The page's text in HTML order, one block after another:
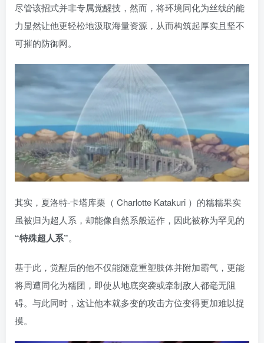
尽管该招式并非专属觉醒技，然而，将环境同化为丝线的能
力显然让他更轻松地汲取海量资源，从而构筑起厚实且坚不
可摧的防御网。
其实，夏洛特·卡塔库栗（ Charlotte Katakuri ）的糯糯果实
虽被归为超人系，却能像自然系般运作，因此被称为罕见的
“特殊超人系”。
基于此，觉醒后的他不仅能随意重塑肢体并附加霸气，更能
将周遭同化为糯团，即使从地底突袭或牵制敌人都毫无阻
碍。与此同时，这让他本就多变的攻击方位变得更加难以捉
摸。